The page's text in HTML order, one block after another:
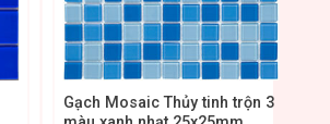
+
Gạch Mosaic Thủy tinh trộn 3